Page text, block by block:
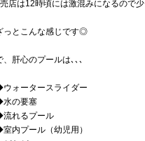
店は12時頃には激混みになるので
っとこんな感じです◎
、肝心のプールは､､､
ォータースライダー
の要塞
れるプール
内プール（幼児用）